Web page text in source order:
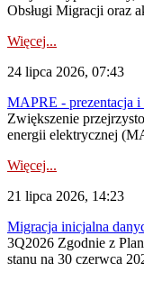
Obsługi Migracji oraz
Więcej...
24 lipca 2026, 07:43
MAPRE - prezentacja i
Zwiększenie
energii elektrycznej
Więcej...
21 lipca 2026, 14:23
Migracja inicjalna
3Q2026 Zgodnie z
stanu na 30 czerwca